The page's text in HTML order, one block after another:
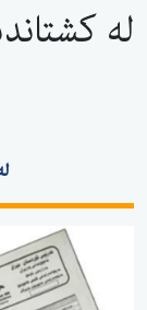
لە کشتاندنی